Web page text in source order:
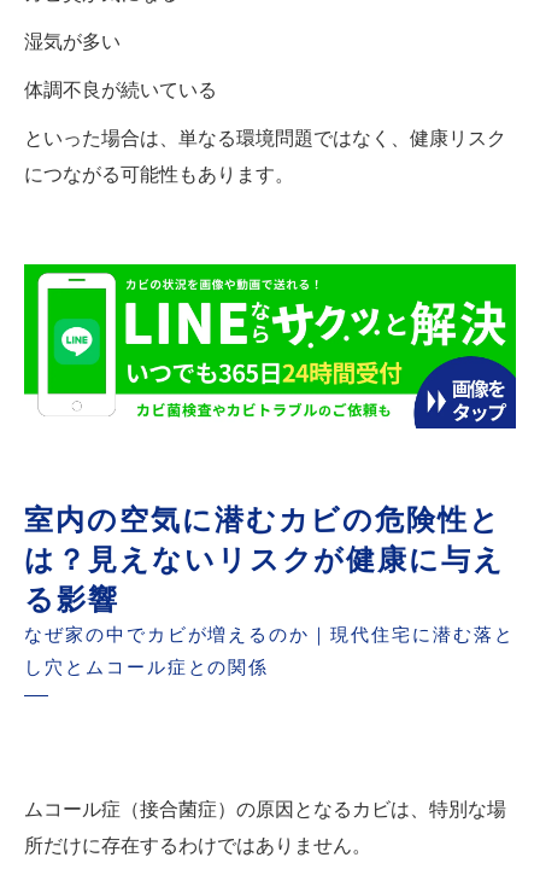
湿気が多い
体調不良が続いている
といった場合は、単なる環境問題ではなく、健康リスク
につながる可能性もあります。
室内の空気に潜むカビの危険性と
は？見えないリスクが健康に与え
る影響
なぜ家の中でカビが増えるのか｜現代住宅に潜む落と
し穴とムコール症との関係
ムコール症（接合菌症）の原因となるカビは、特別な場
所だけに存在するわけではありません。